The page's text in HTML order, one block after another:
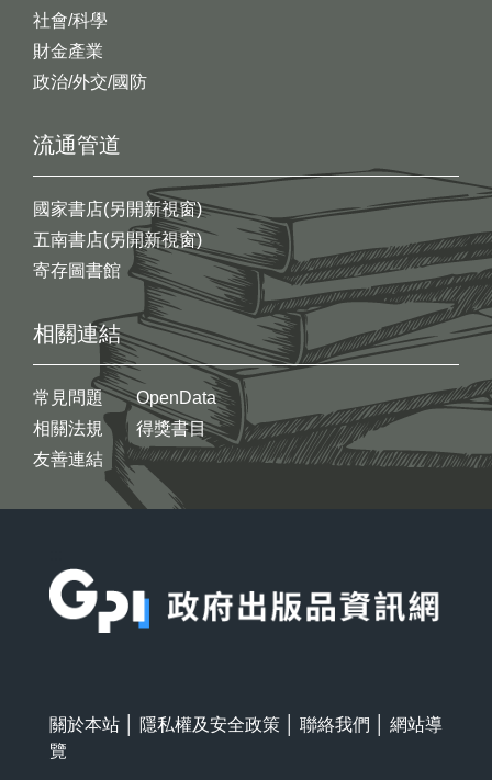
社會/科學
財金產業
政治/外交/國防
流通管道
國家書店(另開新視窗)
五南書店(另開新視窗)
寄存圖書館
相關連結
常見問題
相關法規
友善連結
OpenData
得獎書目
關於本站 隱私權及安全政策 聯絡我們
網站導
覽